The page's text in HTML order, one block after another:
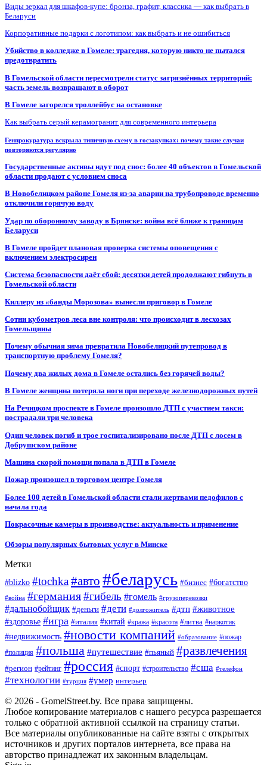
Виды зеркал для шкафов-купе: бронза, графит, классика — как выбрать в
Беларуси
Корпоративные подарки с логотипом: как выбрать и не ошибиться
Убийство в колледже в Гомеле: трагедия, которую никто не пытался
предотвратить
В Гомельской области пересмотрели статус загрязнённых территорий:
часть земель возвращают в оборот
В Гомеле загорелся троллейбус на остановке
Как выбрать серый керамогранит для современного интерьера
Генпрокуратура вскрыла типичную схему в госзакупках: почему такие случаи
повторяются регулярно
Государственные активы идут под снос: более 40 объектов в Гомельской
области продают с условием сноса
В Новобелицком районе Гомеля из-за аварии на трубопроводе временно
отключили горячую воду
Удар по оборонному заводу в Брянске: война всё ближе к границам
Беларуси
В Гомеле пройдет плановая проверка системы оповещения с
включением электросирен
Система безопасности даёт сбой: десятки детей продолжают гибнуть в
Гомельской области
Киллеру из «банды Морозова» вынесли приговор в Гомеле
Сотни кубометров леса вне контроля: что происходит в лесхозах
Гомельщины
Почему обычная зима превратила Новобелицкий путепровод в
транспортную проблему Гомеля?
Почему два жилых дома в Гомеле остались без горячей воды?
В Гомеле женщина потеряла ноги при переходе железнодорожных путей
На Речицком проспекте в Гомеле произошло ДТП с участием такси:
пострадали три человека
Один человек погиб и трое госпитализировано после ДТП с лосем в
Добрушском районе
Машина скорой помощи попала в ДТП в Гомеле
Пожар произошел в торговом центре Гомеля
Более 100 детей в Гомельской области стали жертвами педофилов с
начала года
Покрасочные камеры в производстве: актуальность и применение
Обзоры популярных бытовых услуг в Минске
Метки
#blizko #tochka#авто #беларусь #бизнес #богатство
#война #германия#гибель #гомель #грузоперевозки
#дальнобойщик #деньги #дети #долгожитель #дтп #животное
#здоровье #игра #италия #китай #кража #красота #литва #наркотик
#недвижимость #новости компаний #образование #пожар
#полиция #польша #путешествие #пьяный #развлечения
#регион #рейтинг #россия #спорт #строительство #сша #телефон
#технологии #турция #умер интерьер
© 2026 - GomelStreet.by. Все права защищены.
Любое копирование материалов с нашего ресурса разрешается
только с обратной активной ссылкой на страницу статьи.
Все материалы опубликованные на сайте взяты с открытых
источников и других порталов интернета, все права на
авторство принадлежат их законным владельцам.